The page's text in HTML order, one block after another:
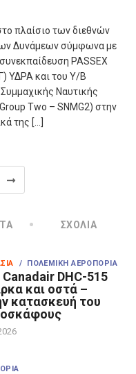
πλαίσιο των διεθνών
Δυνάμεων σύμφωνα με
PASSEX
ΥΔΡΑ και του Υ/Β
Ναυτικής
Two – SNMG2) στην
της […]
ΣΧΌΛΙΑ
/ ΠΟΛΕΜΙΚΉ ΑΕΡΟΠΟΡΊΑ
Canadair DHC-515
και οστά –
κατασκευή του